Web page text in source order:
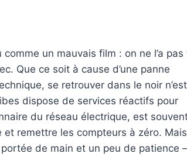
un mauvais film : on ne l’a pas
Que ce soit à cause d’une panne
se retrouver dans le noir n’est
dispose de services réactifs pour
du réseau électrique, est
remettre les compteurs à zéro.
de main et un peu de patience –